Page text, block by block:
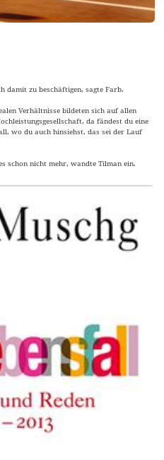
damit zu beschäftigen, sagte Farb.
Verhältnisse bildeten sich auf allen
da fändest du eine
wo du auch hinsiehst, das sei der Lauf
schon nicht mehr, wandte Tilman ein.